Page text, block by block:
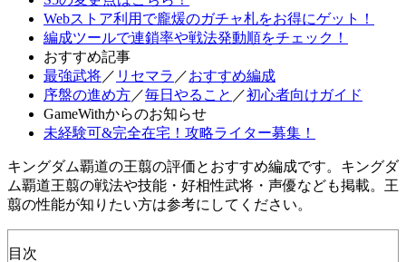
Webストア利用で龐煖のガチャ札をお得にゲット！
編成ツールで連鎖率や戦法発動順をチェック！
おすすめ記事
最強武将／ リセマラ ／おすすめ編成
序盤の進め方／毎日やること ／初心者向けガイド
GameWithからのお知らせ
未経験可&完全在宅！攻略ライター募集！
キングダム覇道の王翦の評価とおすすめ編成です。キングダ
ム覇道王翦の戦法や技能・好相性武将・声優なども掲載。王
翦の性能が知りたい方は参考にしてください。
目次